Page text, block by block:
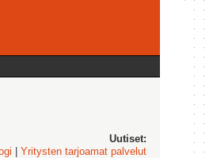
Uutiset:
|Yritysten tarjoamat palvelut